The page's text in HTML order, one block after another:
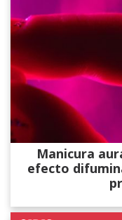
Manicura
efecto